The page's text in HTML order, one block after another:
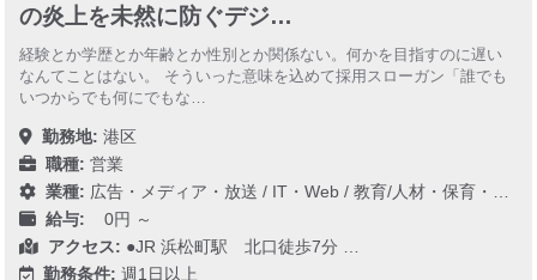
の炎上を未然に防ぐデジ…
経験とか学歴とか年齢とか性別とか関係ない。何かを目指すのに遅い
なんてことはない。 そういった意味を込めて採用スローガン「誰でも
いつからでも何にでもな…
勤務地: 港区
職種: 営業
業種: 広告・メディア・放送 / IT・Web /教育/人材・保育・医療/介護/福祉
給与: 0円 ～
アクセス: ●JR 浜松町駅 北口徒歩7分 …
勤務条件: 週1日以上